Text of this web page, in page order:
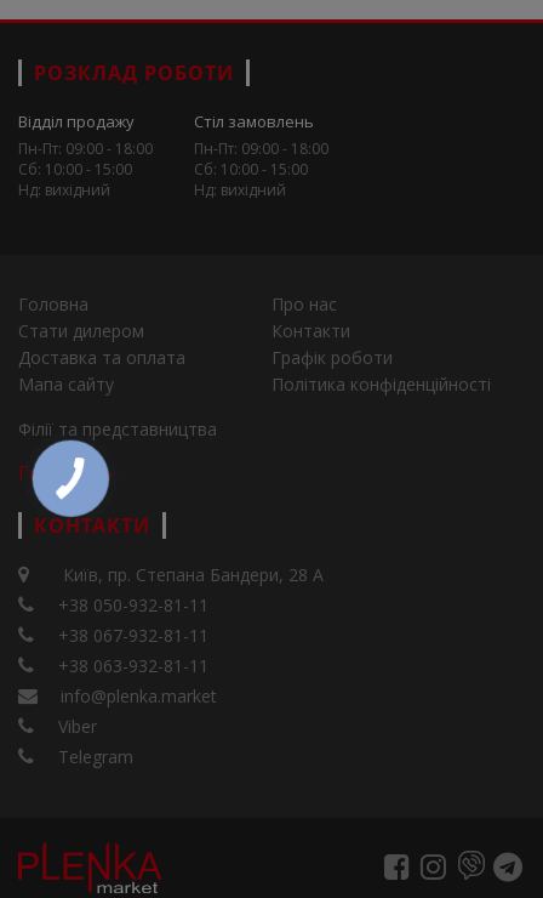
РОЗКЛАД РОБОТИ
Відділ продажу
Пн-Пт: 09:00 - 18:00
Сб: 10:00 - 15:00
Нд: вихідний
Стіл замовлень
Пн-Пт: 09:00 - 18:00
Сб: 10:00 - 15:00
Нд: вихідний
Головна
Про нас
Стати дилером
Контакти
Доставка та оплата
Графік роботи
Мапа сайту
Політика конфіденційності
Філії та представництва
Города
КОНТАКТИ
Київ, пр. Степана Бандери, 28 А
+38 050-932-81-11
+38 067-932-81-11
+38 063-932-81-11
info@plenka.market
Viber
Telegram